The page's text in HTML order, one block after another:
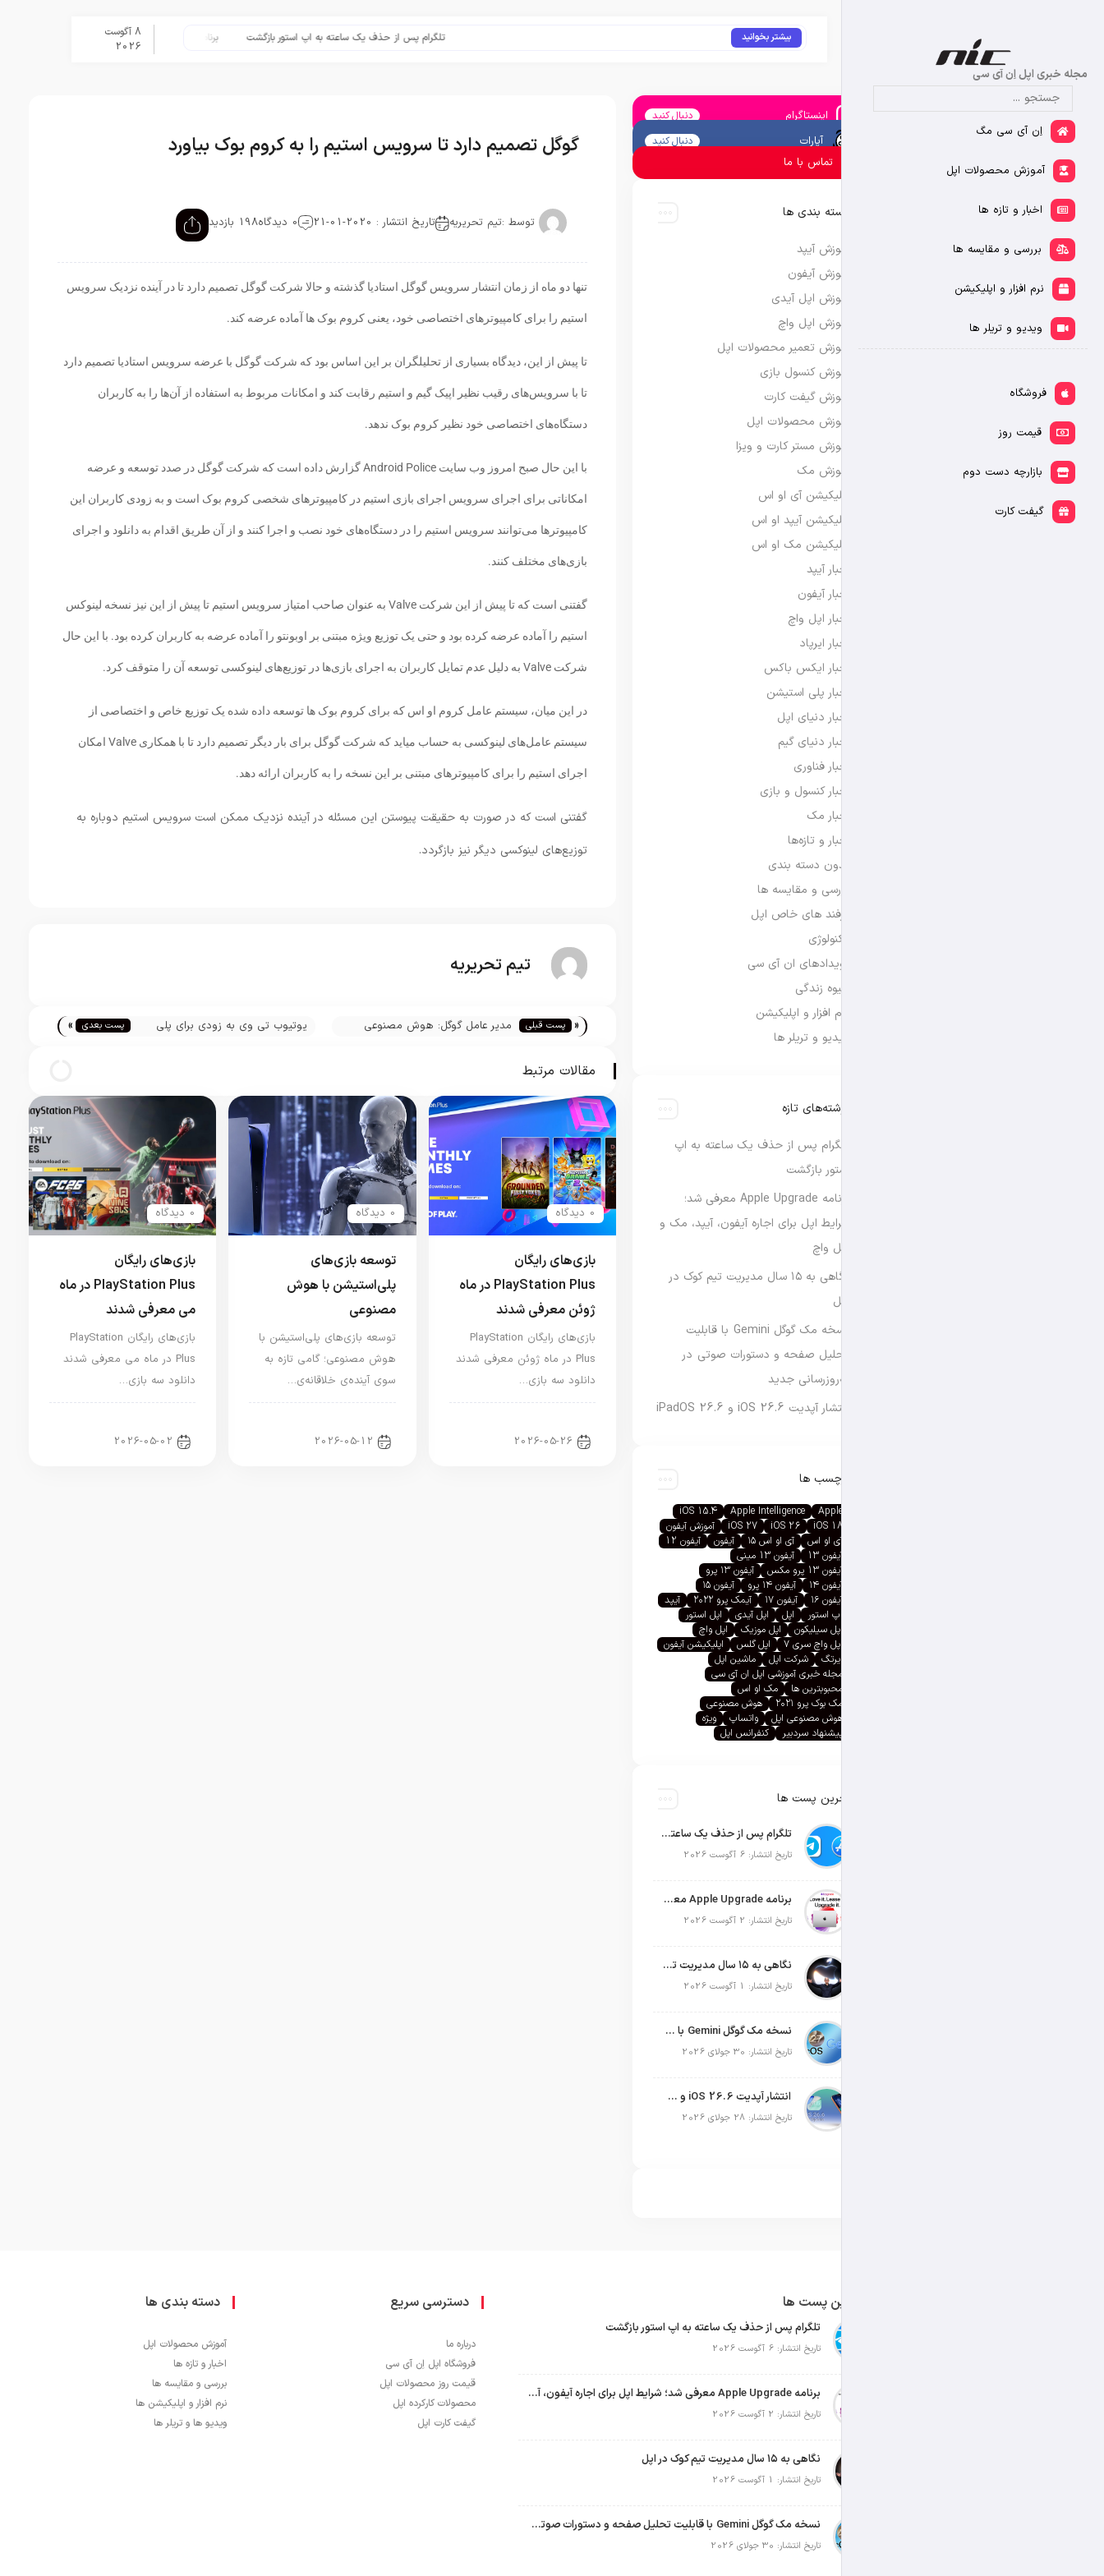
مجله خبری اپل اِن آی سی
اِن آی سی مگ
آموزش محصولات اپل
اخبار و تازه ها
بررسی و مقایسه ها
نرم افزار و اپلیکیشن
ویدیو و تریلر ها
فروشگاه
قیمت روز
بازارچه دست دوم
گیفت کارت
بیشتر بخوانید تلگرام پس از حذف یک ساعته به اپ استور بازگشت
8 آگوست
2026
گوگل تصمیم دارد تا سرویس استیم را به کروم بوک بیاورد
توسط :تیم تحریریه تاریخ انتشار : 2020-01-21 0 دیدگاه 198 بازدید
تنها دو ماه از زمان انتشار سرویس گوگل استادیا گذشته و حالا شرکت گوگل تصمیم دارد تا در آینده نزدیک سرویس
استیم را برای کامپیوترهای اختصاصی خود، یعنی کروم بوک ها آماده عرضه کند.
تا پیش از این، دیدگاه بسیاری از تحلیلگران بر این اساس بود که شرکت گوگل با عرضه سرویس استادیا تصمیم دارد
تا با سرویس‌های رقیب نظیر اپیک گیم و استیم رقابت کند و امکانات مربوط به استفاده از آن‌ها را به کاربران
دستگاه‌های اختصاصی خود نظیر کروم بوک ندهد.
با این حال صبح امروز وب سایت Android Police گزارش داده است که شرکت گوگل در صدد توسعه و عرضه
امکاناتی برای اجرای سرویس اجرای بازی استیم در کامپیوترهای شخصی کروم بوک است و به زودی کاربران این
کامپیوترها می‌توانند سرویس استیم را در دستگاه‌های خود نصب و اجرا کنند و از آن طریق اقدام به دانلود و اجرای
بازی‌های مختلف کنند.
گفتنی است که تا پیش از این شرکت Valve به عنوان صاحب امتیاز سرویس استیم تا پیش از این نیز نسخه لینوکس
استیم را آماده عرضه کرده بود و حتی یک توزیع ویژه مبتنی بر اوبونتو را آماده عرضه به کاربران کرده بود. با این حال
شرکت Valve به دلیل عدم تمایل کاربران به اجرای بازی‌ها در توزیع‌های لینوکسی توسعه آن را متوقف کرد.
در این میان، سیستم عامل کروم او اس که برای کروم بوک ها توسعه داده شده یک توزیع خاص و اختصاصی از
سیستم عامل‌های لینوکسی به حساب میاید که شرکت گوگل برای بار دیگر تصمیم دارد تا با همکاری Valve امکان
اجرای استیم را برای کامپیوترهای مبتنی بر این نسخه را به کاربران ارائه دهد.
گفتنی است که در صورت به حقیقت پیوستن این مسئله در آینده نزدیک ممکن است سرویس استیم دوباره به
توزیع‌های لینوکسی دیگر نیز بازگردد.
تیم تحریریه
« پست قبلی
مدیر عامل گوگل: هوش مصنوعی
یوتیوب تی وی به زودی برای پلی
پست بعدی »
مقالات مرتبط
0 دیدگاه
بازی‌های رایگان
PlayStation Plus در ماه
ژوئن معرفی شدند
بازی‌های رایگان PlayStation
Plus در ماه ژوئن معرفی شدند
دانلود سه بازی…
2026-05-26
0 دیدگاه
توسعه بازی‌های
پلی‌استیشن با هوش
مصنوعی
توسعه بازی‌های پلی‌استیشن با
هوش مصنوعی؛ گامی تازه به
سوی آینده‌ی خلاقانه‌ی…
2026-05-12
0 دیدگاه
بازی‌های رایگان
PlayStation Plus در ماه
می معرفی شدند
بازی‌های رایگان PlayStation
Plus در ماه می معرفی شدند
دانلود سه بازی…
2026-05-02
اینستاگرام دنبال کنید
آپارات دنبال کنید
تماس با ما
دسته بندی ها
آموزش آیپد
آموزش آیفون
آموزش اپل آیدی
آموزش اپل واچ
آموزش تعمیر محصولات اپل
آموزش کنسول بازی
آموزش گیفت کارت
آموزش محصولات اپل
آموزش مستر کارت و ویزا
آموزش مک
اپلیکیشن آی او اس
اپلیکیشن آیپد او اس
اپلیکیشن مک او اس
اخبار آیپد
اخبار آیفون
اخبار اپل واچ
اخبار ایرپاد
اخبار ایکس باکس
اخبار پلی استیشن
اخبار دنیای اپل
اخبار دنیای گیم
اخبار فناوری
اخبار کنسول و بازی
اخبار مک
اخبار و تازه‌ها
بدون دسته بندی
بررسی و مقایسه ها
ترفند های خاص اپل
تکنولوژی
رویدادهای ان آی سی
شیوه زندگی
نرم افزار و اپلیکیشن
ویدیو و تریلر ها
نوشته‌های تازه
تلگرام پس از حذف یک ساعته به اپ
استور بازگشت
برنامه Apple Upgrade معرفی شد؛
شرایط اپل برای اجاره آیفون، آیپد، مک و
اپل واچ
نگاهی به ۱۵ سال مدیریت تیم کوک در
اپل
نسخه مک گوگل Gemini با قابلیت
تحلیل صفحه و دستورات صوتی در
به‌روزرسانی جدید
انتشار آپدیت iOS 26.6 و iPadOS 26.6
برچسب ها
Apple
Apple Intelligence
iOS 15.4
iOS 18
iOS 26
iOS 27
آموزش آیفون
آی او اس
آی او اس ۱۵ آیفون
آیفون 12
آیفون 13
آیفون 13 مینی
آیفون 13 پرو مکس
آیفون ۱۳ پرو
آیفون ۱۴
آیفون ۱۴ پرو
آیفون ۱۵
آیفون ۱۶
آیفون ۱۷ آیمک پرو ۲۰۲۲
آیپد
اپ استور
اپل اپل آیدی
اپل استور
اپل سیلیکون
اپل موزیک
اپل واچ
اپل واچ سری ۷
اپل گلس
اپلیکیشن آیفون
ایرتگ
شرکت اپل
ماشین اپل
مجله خبری آموزشی اپل ان آی سی
محبوبترین ها
مک او اس
مک بوک پرو ۲۰۲۱
هوش مصنوعی
هوش مصنوعی اپل
واتساپ
ویژه
پیشنهاد سردبیر
کنفرانس اپل
آخرین پست ها
تلگرام پس از حذف یک ساعته به اپ استور بازگشت
تاریخ انتشار: 6 آگوست 2026
برنامه Apple Upgrade معرفی شد؛ شرایط اپل برای اجاره آیفون، آیپد، مک و اپل واچ
تاریخ انتشار: 2 آگوست 2026
نگاهی به ۱۵ سال مدیریت تیم کوک در اپل
تاریخ انتشار: 1 آگوست 2026
نسخه مک گوگل Gemini با قابلیت تحلیل صفحه و دستورات صوتی در به‌روزرسانی جدید
تاریخ انتشار: 30 جولای 2026
انتشار آپدیت iOS 26.6 و iPadOS 26.6
تاریخ انتشار: 28 جولای 2026
آخرین پست ها
تلگرام پس از حذف یک ساعته به اپ استور بازگشت
تاریخ انتشار: 6 آگوست 2026
برنامه Apple Upgrade معرفی شد؛ شرایط اپل برای اجاره آیفون، آیپد، مک و اپل واچ
تاریخ انتشار: 2 آگوست 2026
نگاهی به ۱۵ سال مدیریت تیم کوک در اپل
تاریخ انتشار: 1 آگوست 2026
نسخه مک گوگل Gemini با قابلیت تحلیل صفحه و دستورات صوتی در به‌روزرسانی جدید
تاریخ انتشار: 30 جولای 2026
دسترسی سریع
درباره ما
فروشگاه اپل اِن آی سی
قیمت روز محصولات اپل
محصولات کارکرده اپل
گیفت کارت اپل
دسته بندی ها
آموزش محصولات اپل
اخبار و تازه ها
بررسی و مقایسه ها
نرم افزار و اپلیکیشن ها
ویدیو ها و تریلر ها